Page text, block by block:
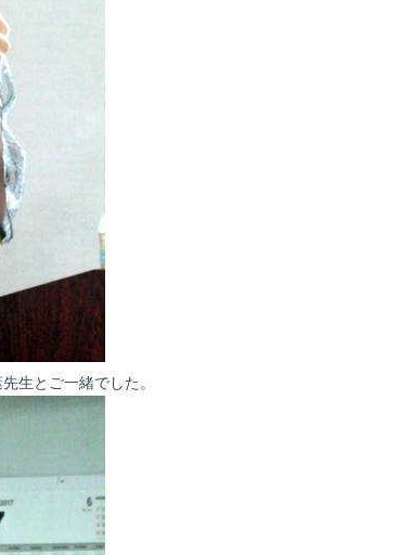
生とご一緒でした。